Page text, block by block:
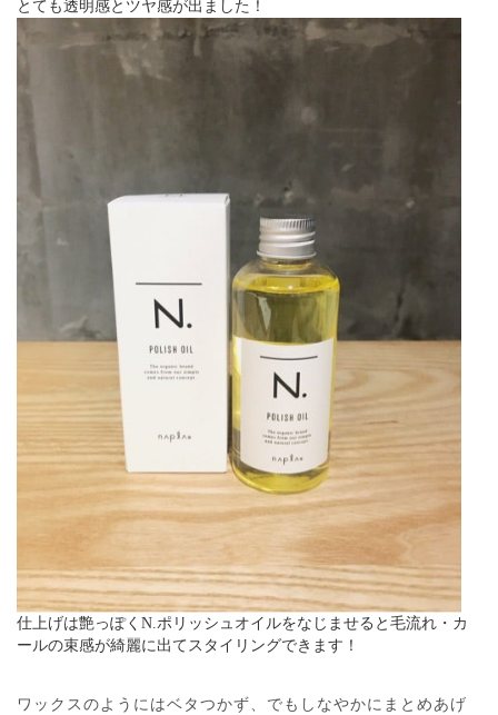
とても透明感とツヤ感が出ました！
仕上げは艶っぽくN.ポリッシュオイルをなじませると毛流れ・カ
ールの束感が綺麗に出てスタイリングできます！
ワックスのようにはベタつかず、でもしなやかにまとめあげ